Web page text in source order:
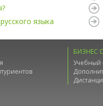
языка
БИЗНЕС
Учебный